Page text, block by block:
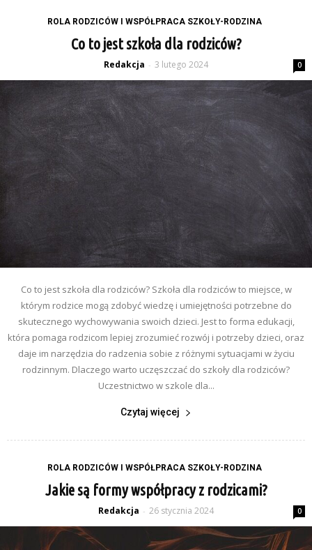
ROLA RODZICÓW I WSPÓŁPRACA SZKOŁY-RODZINA
Co to jest szkoła dla rodziców?
Redakcja - 3 lutego 2024 0
Co to jest szkoła dla rodziców? Szkoła dla rodziców to miejsce, w
którym rodzice mogą zdobyć wiedzę i umiejętności potrzebne do
skutecznego wychowywania swoich dzieci. Jest to forma edukacji,
która pomaga rodzicom lepiej zrozumieć rozwój i potrzeby dzieci, oraz
daje im narzędzia do radzenia sobie z różnymi sytuacjami w życiu
rodzinnym. Dlaczego warto uczęszczać do szkoły dla rodziców?
Uczestnictwo w szkole dla...
Czytaj więcej
ROLA RODZICÓW I WSPÓŁPRACA SZKOŁY-RODZINA
Jakie są formy współpracy z rodzicami?
Redakcja - 26 stycznia 2024 0